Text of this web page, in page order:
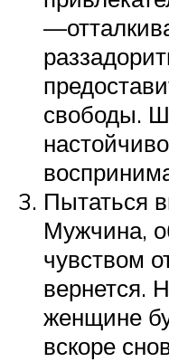
свободы.
Пытаться
Мужчина,
чувством
вернется.
женщине
вскоре